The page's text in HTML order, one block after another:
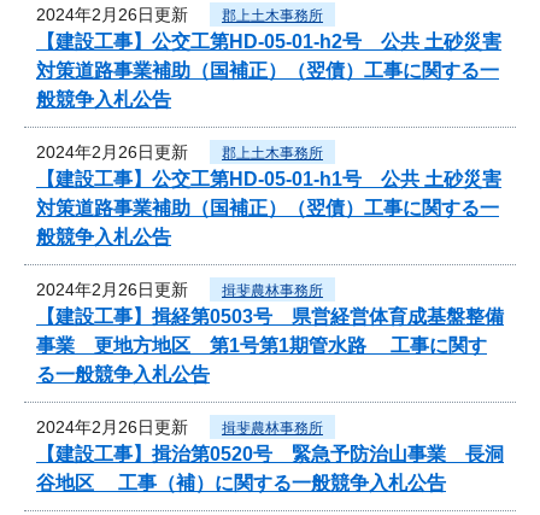
2024年2月26日更新 郡上土木事務所
【建設工事】公交工第HD-05-01-h2号 公共 土砂災害
対策道路事業補助（国補正）（翌債）工事に関する一
般競争入札公告
2024年2月26日更新 郡上土木事務所
【建設工事】公交工第HD-05-01-h1号 公共 土砂災害
対策道路事業補助（国補正）（翌債）工事に関する一
般競争入札公告
2024年2月26日更新 揖斐農林事務所
【建設工事】揖経第0503号 県営経営体育成基盤整備
事業 更地方地区 第1号第1期管水路 工事に関す
る一般競争入札公告
2024年2月26日更新 揖斐農林事務所
【建設工事】揖治第0520号 緊急予防治山事業 長洞
谷地区 工事（補）に関する一般競争入札公告